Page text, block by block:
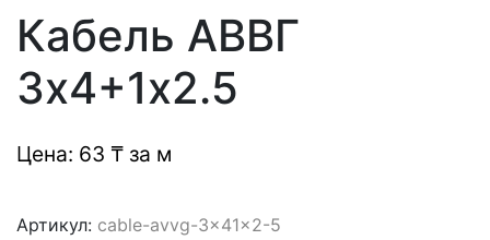
Кабель АВВГ
3х4+1х2.5
Цена: 63 ₸ за м
Артикул: cable-avvg-3x41x2-5